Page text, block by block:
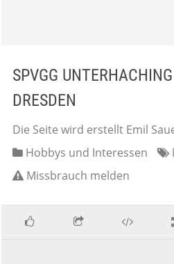
SPVGG
DRESDEN
Die Seite wird erstellt Emil
Hobbys und Interessen
Missbrauch melden